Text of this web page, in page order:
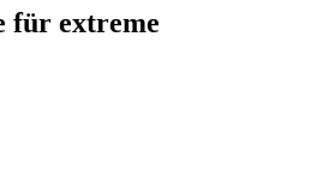
für extreme